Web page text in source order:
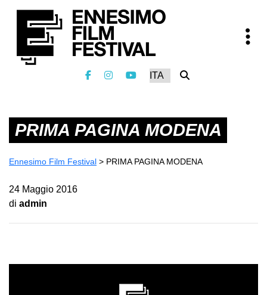
PRIMA PAGINA MODENA
Ennesimo Film Festival > PRIMA PAGINA MODENA
24 Maggio 2016
di admin